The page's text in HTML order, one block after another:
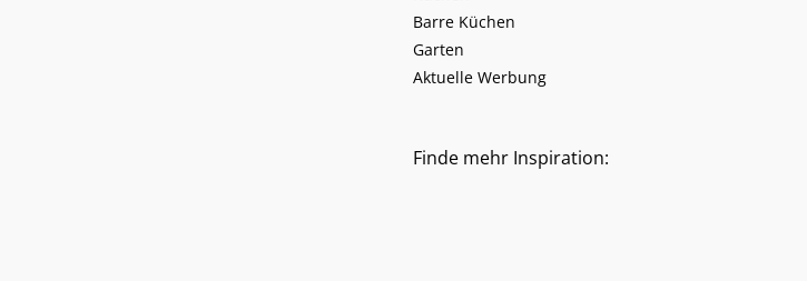
Barre Küchen
Garten
Aktuelle Werbung
Finde mehr Inspiration: